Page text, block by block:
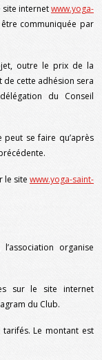
site internetwww.yoga-
communiquée par
outre le prix de la
de cette adhésion sera
du Conseil
peut se faire qu’après
le site www.yoga-saint-
organise
sur le site internet
du Club.
tarifés. Le montant est